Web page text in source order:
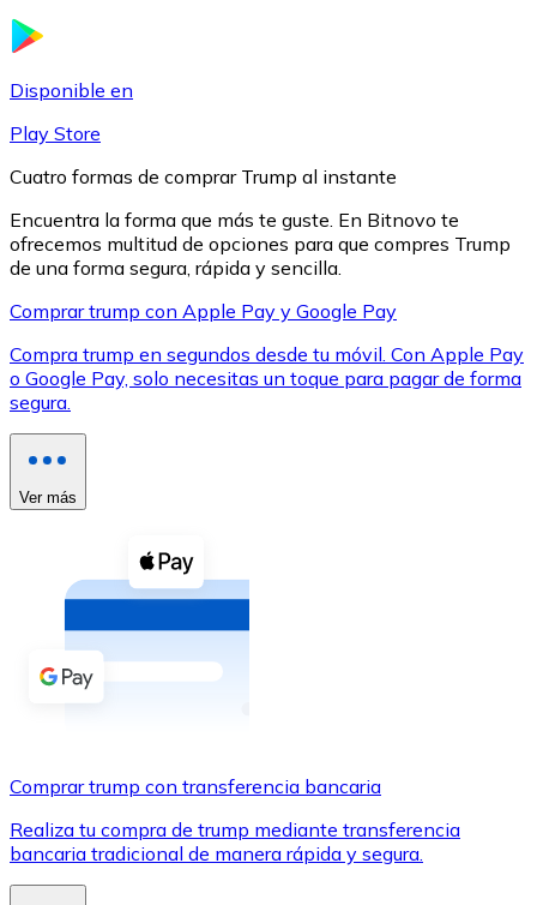
XRP
XRP
Ver todo
Compra criptomonedas con efectivo en tu tienda más
Comprar con efectivo
Transferencia SEPA
Utiliza tarjetas Visa y Mastercard para comprar
Comprar con tarjeta
Disponible en
Play Store
Cuatro formas de comprar Trump al instante
Encuentra la forma que más te guste. En Bitnovo te
ofrecemos multitud de opciones para que compres Trump
de una forma segura, rápida y sencilla.
Comprar trump con Apple Pay y Google Pay
Compra trump en segundos desde tu móvil. Con Apple Pay
o Google Pay, solo necesitas un toque para pagar de forma
segura.
Ver más
Comprar trump con transferencia bancaria
Realiza tu compra de trump mediante transferencia
bancaria tradicional de manera rápida y segura.